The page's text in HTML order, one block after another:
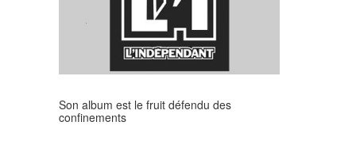
Son album est le fruit défendu des
confinements